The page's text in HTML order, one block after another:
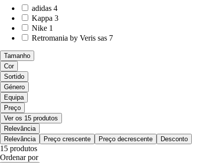
adidas 4
Kappa 3
Nike 1
Retromania by Veris sas 7
Tamanho
Cor
Sortido
Género
Equipa
Preço
Ver os 15 produtos
Relevância
Relevância
Preço crescente Preço decrescente Desconto
15 produtos
Ordenar por